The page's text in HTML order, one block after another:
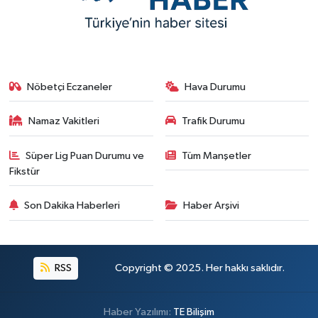
Nöbetçi Eczaneler Hava Durumu
Namaz Vakitleri Trafik Durumu
Süper Lig Puan Durumu ve
Fikstür
Tüm Manşetler
Son Dakika Haberleri Haber Arşivi
RSS Copyright © 2025. Her hakkı saklıdır.
Haber Yazılımı: TE Bilişim